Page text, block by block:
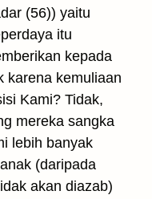
(56)) yaitu
itu
kepada
karena kemuliaan
Kami? Tidak,
mereka sangka
lebih banyak
(daripada
akan diazab)